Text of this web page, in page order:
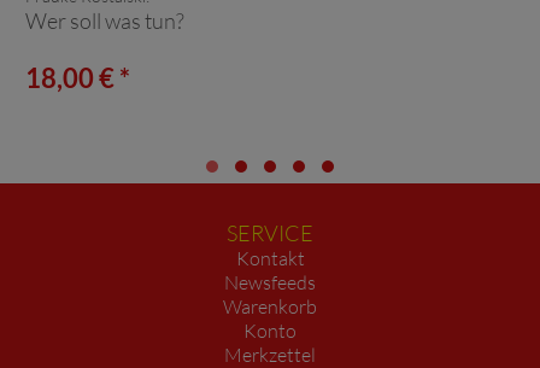
Wer soll was tun?
18,00 € *
SERVICE
Kontakt
Newsfeeds
Warenkorb
Konto
Merkzettel